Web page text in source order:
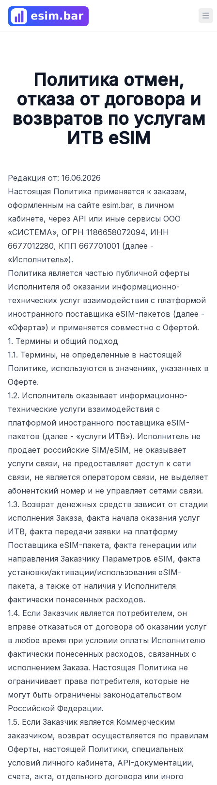
Политика отмен,
отказа от договора и
возвратов по услугам
ИТВ eSIM
Редакция от: 16.06.2026
Настоящая Политика применяется к заказам,
оформленным на сайте esim.bar, в личном
кабинете, через API или иные сервисы ООО
«СИСТЕМА», ОГРН 1186658072094, ИНН
6677012280, КПП 667701001 (далее -
«Исполнитель»).
Политика является частью публичной оферты
Исполнителя об оказании информационно-
технических услуг взаимодействия с платформой
иностранного поставщика eSIM-пакетов (далее -
«Оферта») и применяется совместно с Офертой.
1. Термины и общий подход
1.1. Термины, не определенные в настоящей
Политике, используются в значениях, указанных в
Оферте.
1.2. Исполнитель оказывает информационно-
технические услуги взаимодействия с
платформой иностранного поставщика eSIM-
пакетов (далее - «услуги ИТВ»). Исполнитель не
продает российские SIM/eSIM, не оказывает
услуги связи, не предоставляет доступ к сети
связи, не является оператором связи, не выделяет
абонентский номер и не управляет сетями связи.
1.3. Возврат денежных средств зависит от стадии
исполнения Заказа, факта начала оказания услуг
ИТВ, факта передачи заявки на платформу
Поставщика eSIM-пакета, факта генерации или
направления Заказчику Параметров eSIM, факта
установки/активации/использования eSIM-
пакета, а также от наличия у Исполнителя
фактически понесенных расходов.
1.4. Если Заказчик является потребителем, он
вправе отказаться от договора об оказании услуг
в любое время при условии оплаты Исполнителю
фактически понесенных расходов, связанных с
исполнением Заказа. Настоящая Политика не
ограничивает права потребителя, которые не
могут быть ограничены законодательством
Российской Федерации.
1.5. Если Заказчик является Коммерческим
заказчиком, возврат осуществляется по правилам
Оферты, настоящей Политики, специальных
условий личного кабинета, API-документации,
счета, акта, отдельного договора или иного